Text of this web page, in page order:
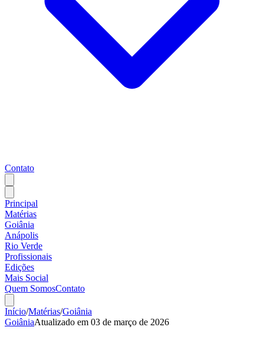
Contato
Principal
Matérias
Goiânia
Anápolis
Rio Verde
Profissionais
Edições
Mais Social
Quem SomosContato
Início/Matérias/Goiânia
GoiâniaAtualizado em 03 de março de 2026